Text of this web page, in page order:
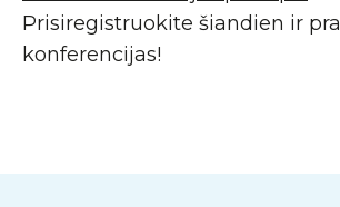
Prisiregistruokite šiandien ir
konferencijas!